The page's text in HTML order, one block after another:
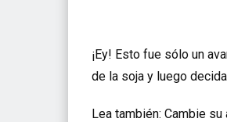
¡Ey! Esto fue sólo un
de la soja y luego
Lea también: Cambie su